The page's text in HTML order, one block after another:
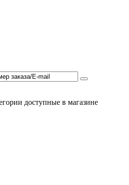
доступные в магазине